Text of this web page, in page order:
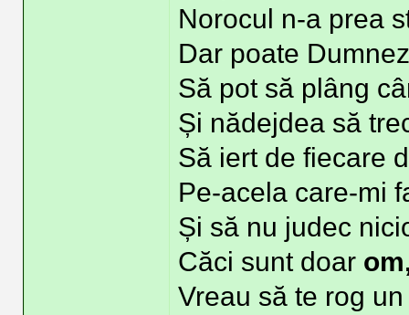
Norocul n-a prea
Dar poate
Să pot să plâng
Și nădejdea să
Să iert de fiecare
Pe-acela care-mi
Și să nu judec
Căci sunt doar
Vreau să te rog